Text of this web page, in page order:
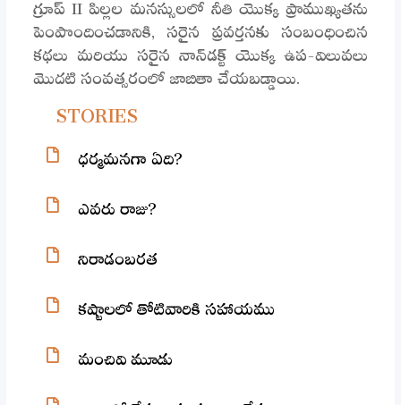
పెంపొందించడానికి, సరైన ప్రవర్తనకు సంబంధించిన
కథలు మరియు సరైన నాన్‌డక్ట్ యొక్క ఉప-విలువలు
మొదటి సంవత్సరంలో జాబితా చేయబడ్డాయి.
STORIES
ధర్మమనగా ఏది?
ఎవరు రాజు?
నిరాడంబరత
కష్టాలలో తోటివారికి సహాయము
మంచివి మూడు